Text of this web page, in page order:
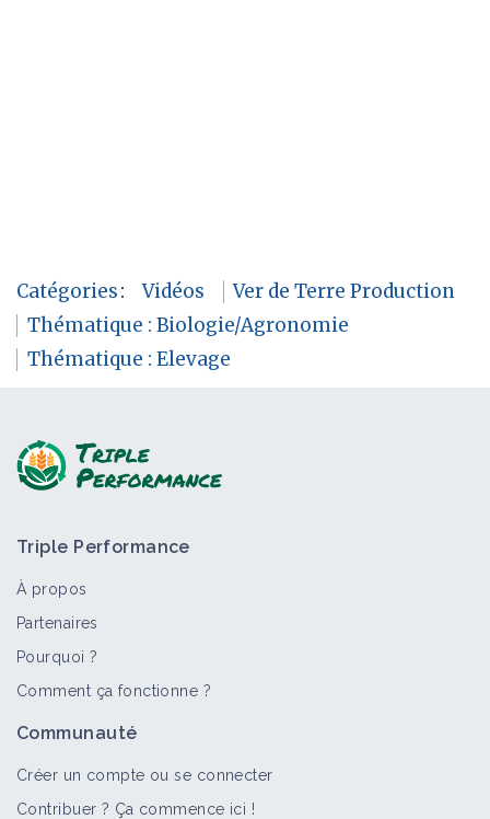
Catégories: Vidéos
Ver de Terre Production
Thématique : Biologie/Agronomie
Thématique : Elevage
Triple Performance
À propos
Partenaires
Pourquoi ?
Comment ça fonctionne ?
Communauté
Créer un compte ou se connecter
Contribuer ? Ça commence ici !